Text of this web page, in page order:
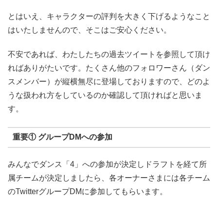
とはいえ、キャラクターの評判を大きく下げるようなこと
はいたしませんので、そこはご安心ください。
不安であれば、わたしたちの過去ツイートを参照して頂け
ればありがたいです。たくさん他のフォロワーさん（ダン
スメンバー）が縦横無尽に登場しておりますので、どのよ
うな扱われ方をしているのか確認して頂ければと思いま
す。
重要① グループDMへの参加
みんなでダンス「4」への参加が決定しドラフトを経て所
属チームが決定しましたら、各オーナーさまには各チーム
のTwitterグループDMに参加してもらいます。